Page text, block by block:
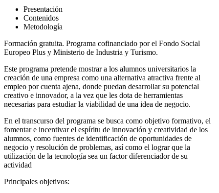
Presentación
Contenidos
Metodología
Formación gratuita. Programa cofinanciado por el Fondo Social
Europeo Plus y Ministerio de Industria y Turismo.
Este programa pretende mostrar a los alumnos universitarios la
creación de una empresa como una alternativa atractiva frente al
empleo por cuenta ajena, donde puedan desarrollar su potencial
creativo e innovador, a la vez que les dota de herramientas
necesarias para estudiar la viabilidad de una idea de negocio.
En el transcurso del programa se busca como objetivo formativo, el
fomentar e incentivar el espíritu de innovación y creatividad de los
alumnos, como fuentes de identificación de oportunidades de
negocio y resolución de problemas, así como el lograr que la
utilización de la tecnología sea un factor diferenciador de su
actividad
Principales objetivos: